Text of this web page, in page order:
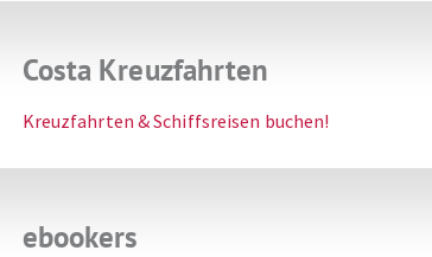
Costa Kreuzfahrten
Kreuzfahrten & Schiffsreisen buchen!
ebookers